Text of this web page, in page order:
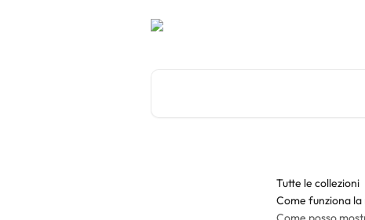
Tutte le collezioni
Come funziona